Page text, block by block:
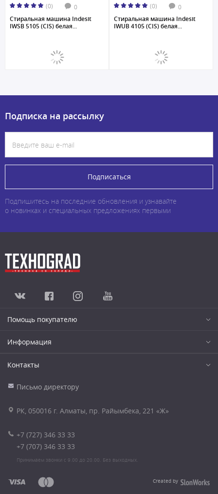
(0) 0
Стиральная машина Indesit
IWSB 5105 (CIS) белая...
(0) 0
Стиральная машина Indesit
IWUB 4105 (CIS) белая...
Подписка на рассылку
Подписаться
Подпишитесь на последние обновления и узнавайте
о новинках и специальных предложениях первыми
Помощь покупателю
Информация
Контакты
Письмо директору
РК, 050016 г. Алматы, пр. Райымбека, 221 «Ж»
+7 (727) 346 33 33
+7 (707) 346 33 33
Принимаем звонки с 9.00 до 20.00. Без выходных.
Created by